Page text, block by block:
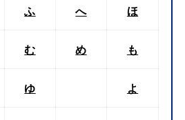
ふ へ ほ
む め も
ゆ よ